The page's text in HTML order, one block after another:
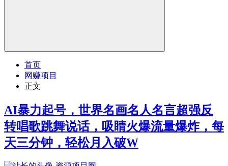
首页
网赚项目
正文
AI暴力起号，世界名画名人名言超强反
转唱歌跳舞说话，吸睛火爆流量爆炸，每
天三分钟，轻松月入破W